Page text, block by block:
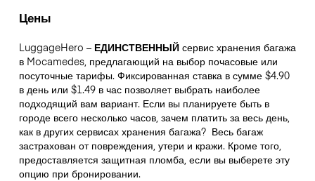
Цены
LuggageHero – ЕДИНСТВЕННЫЙсервис хранения багажа
в Mocamedes, предлагающий на выбор почасовые или
посуточные тарифы. Фиксированная ставка в сумме $4.90
в день или $1.49 в час позволяет выбрать наиболее
подходящий вам вариант. Если вы планируете быть в
городе всего несколько часов, зачем платить за весь день,
как в других сервисах хранения багажа? Весь багаж
застрахован от повреждения, утери и кражи. Кроме того,
предоставляется защитная пломба, если вы выберете эту
опцию при бронировании.